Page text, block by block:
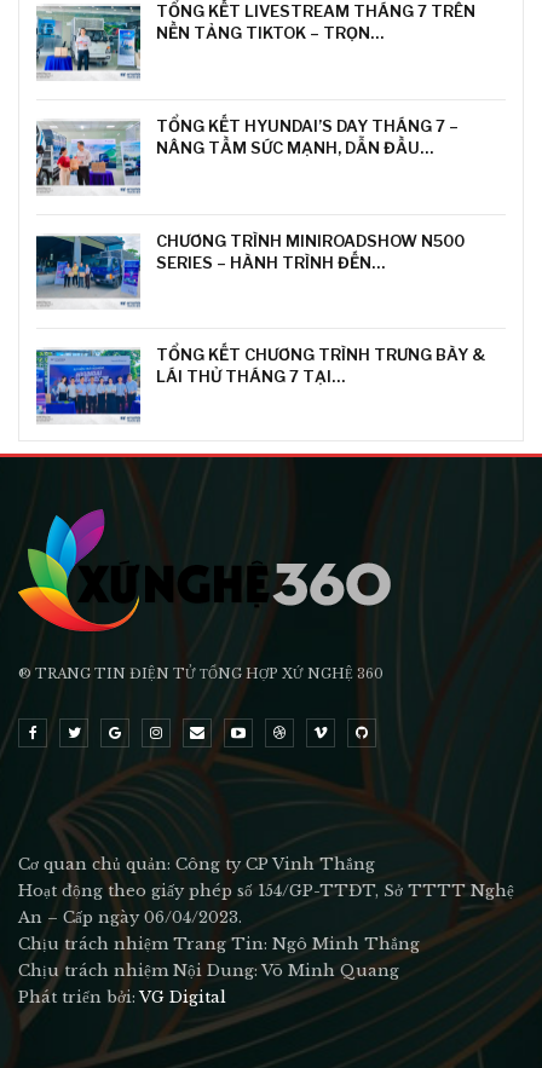
TỔNG KẾT LIVESTREAM THÁNG 7 TRÊN
NỀN TẢNG TIKTOK – TRỌN…
TỔNG KẾT HYUNDAI’S DAY THÁNG 7 –
NÂNG TẦM SỨC MẠNH, DẪN ĐẦU…
CHƯƠNG TRÌNH MINIROADSHOW N500
SERIES – HÀNH TRÌNH ĐẾN…
TỔNG KẾT CHƯƠNG TRÌNH TRƯNG BÀY &
LÁI THỬ THÁNG 7 TẠI…
® TRANG TIN ĐIỆN TỬ ТỔNG HỢP XỨ NGHỆ 360
Cơ quan chủ quản: Công ty CP Vinh Thắng
Hoạt động theo giấy phép số 154/GP-TTĐT, Sở TTTT Nghệ
An – Cấp ngày 06/04/2023.
Chịu trách nhiệm Trang Tin: Ngô Minh Thắng
Chịu trách nhiệm Nội Dung: Võ Minh Quang
Phát triển bởi:VG Digital